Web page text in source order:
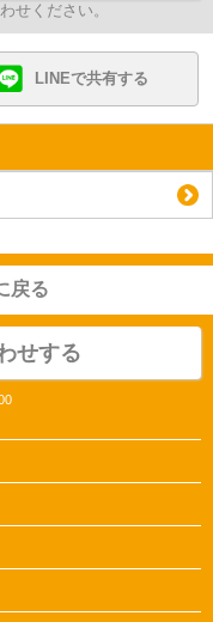
せください。
LINEで共有する
戻る
せする